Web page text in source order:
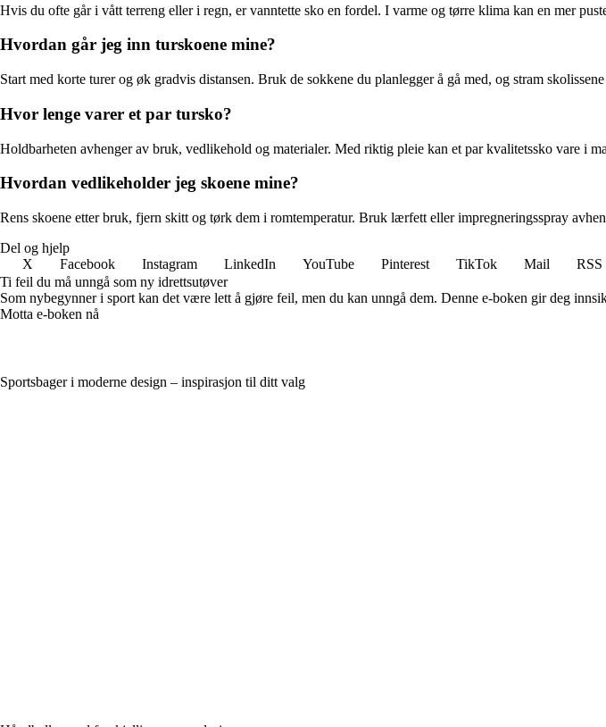
Hvis du ofte går i vått terreng eller i regn, er vanntette sko en fordel. I varme og tørre klima kan en mer
Hvordan går jeg inn turskoene mine?
Start med korte turer og øk gradvis distansen. Bruk de sokkene du planlegger å gå med, og stram
Hvor lenge varer et par tursko?
Holdbarheten avhenger av bruk, vedlikehold og materialer. Med riktig pleie kan et par kvalitetssko vare i
Hvordan vedlikeholder jeg skoene mine?
Rens skoene etter bruk, fjern skitt og tørk dem i romtemperatur. Bruk lærfett eller impregneringsspray
Del og hjelp
X
Facebook Instagram LinkedIn YouTube Pinterest TikTok Mail
RSS
Ti feil du må unngå som ny idrettsutøver
Som nybegynner i sport kan det være lett å gjøre feil, men du kan unngå dem. Denne e-boken gir deg
Motta e-boken nå
Sportsbager i moderne design – inspirasjon til ditt valg